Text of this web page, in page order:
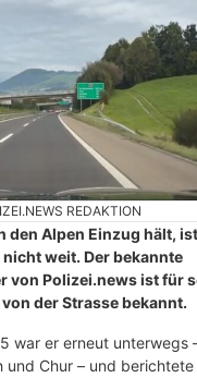
REDAKTION
den Alpen Einzug hält,
nicht weit. Der bekannte
von Polizei.news ist für
der Strasse bekannt.
war er erneut unterwegs
und Chur – und